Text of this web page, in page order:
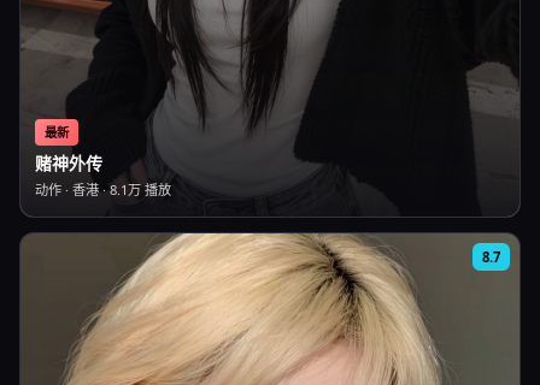
最新
赌神外传
动作 · 香港 · 8.1万播放
8.7